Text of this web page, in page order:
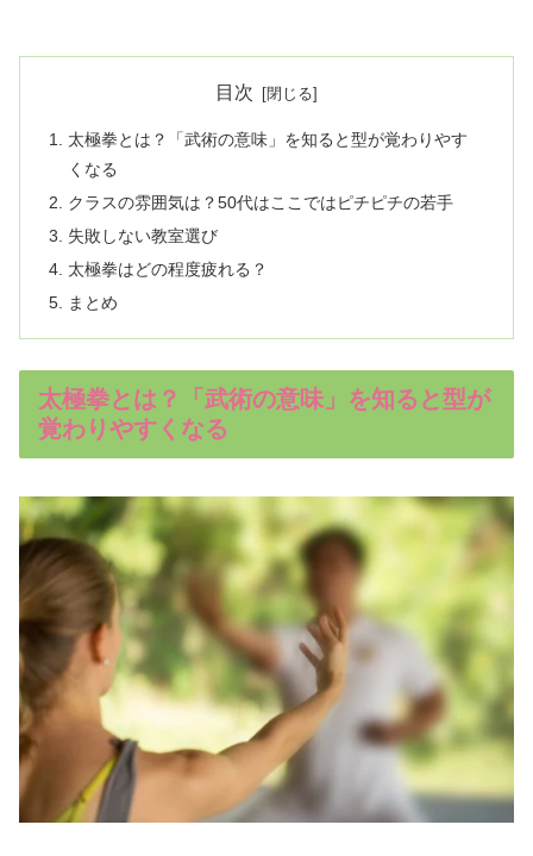
目次
太極拳とは？「武術の意味」を知ると型が覚わりやす
くなる
クラスの雰囲気は？50代はここではピチピチの若手
失敗しない教室選び
太極拳はどの程度疲れる？
まとめ
太極拳とは？「武術の意味」を知ると型が
覚わりやすくなる